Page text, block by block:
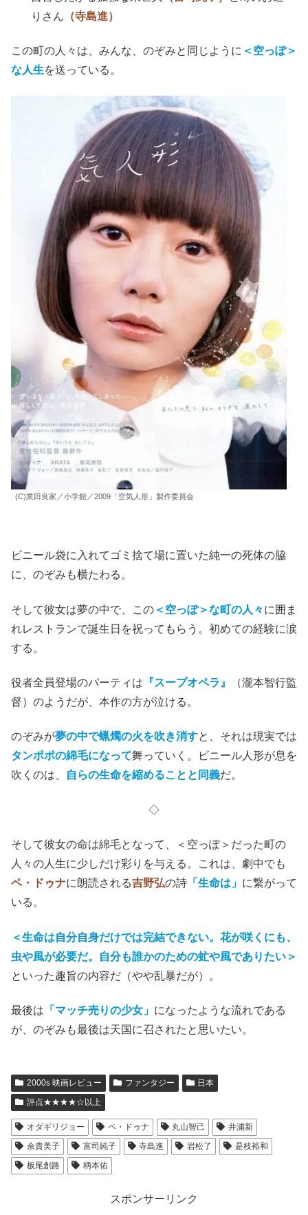
りさん （寺島進）
この町の人々は、みんな、のぞみと同じように ＜空っぽ＞
な人生を送っている。
(C)業田良家／小学館／2009「空気人形」製作委員会
ビニール袋に入れてゴミ捨て場に置いた純一の死体の脇
に、のぞみも横たわる。
そして彼女は夢の中で、この ＜空っぽ＞な町の人々に囲ま
れレストランで誕生日を祝ってもらう。初めての経験に涙
する。
役者全員登場のパーティは 『スープオペラ』
（瀧本智行監
督）のようだが、本作の方が泣ける。
のぞみが夢の中で蝋燭の火を吹き消すと、それは現実では
タンポポの綿毛になって舞っていく。ビニール人形が息を
吹くのは、
自らの生命を縮めることと同義だ。
◇
そして彼女の命は綿毛となって、＜空っぽ＞だった町の
人々の人生に少しだけ彩りを与える。これは、劇中でも
ペ・ドゥナに朗読される吉野弘の詩 「生命は」 に繋がって
いる。
＜生命は自分自身だけでは完結できない。花が咲くにも、
虫や風が必要だ。自分も誰かのための虻や風でありたい＞
といった趣旨の内容だ（やや乱暴だが）。
最後は 「マッチ売りの少女」 になったような流れである
が、のぞみも最後は天国に召されたと思いたい。
2000s 映画レビュー ファンタジー
日本
評点★★★★☆以上
オダギリジョー ペ・ドゥナ 丸山智己
井浦新
余貴美子
富司純子 寺島進 岩松了
是枝裕和
板尾創路
柄本佑
スポンサーリンク